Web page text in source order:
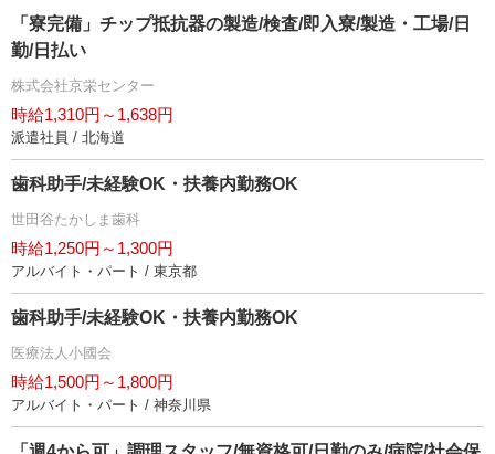
「寮完備」チップ抵抗器の製造/検査/即入寮/製造・工場/日
勤/日払い
株式会社京栄センター
時給1,310円～1,638円
派遣社員 / 北海道
歯科助手/未経験OK・扶養内勤務OK
世田谷たかしま歯科
時給1,250円～1,300円
アルバイト・パート / 東京都
歯科助手/未経験OK・扶養内勤務OK
医療法人小國会
時給1,500円～1,800円
アルバイト・パート / 神奈川県